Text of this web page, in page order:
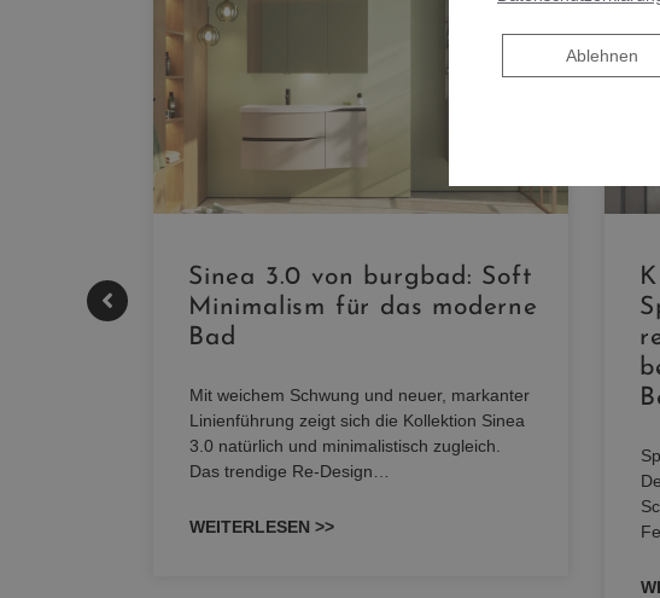
Sinea 3.0 von burgbad: Soft
Minimalism für das moderne
Bad
Mit weichem Schwung und neuer, markanter
Linienführung zeigt sich die Kollektion Sinea
3.0 natürlich und minimalistisch zugleich.
Das trendige Re-Design…
WEITERLESEN >>
Ablehnen
Ablehnen